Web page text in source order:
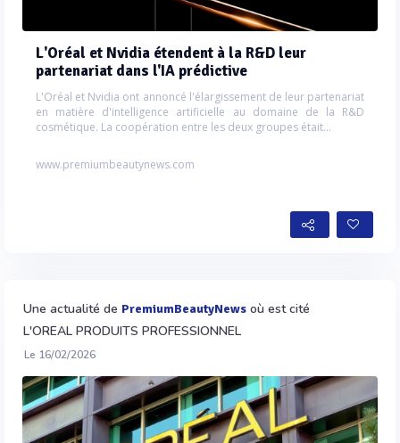
L'Oréal et Nvidia étendent à la R&D leur
partenariat dans l'IA prédictive
L'Oréal et Nvidia ont annoncé l'élargissement de leur partenariat
en matière d'intelligence artificielle au domaine de la R&D
cosmétique. La coopération entre les deux groupes était...
www.premiumbeautynews.com
Une actualité de PremiumBeautyNews où est cité
L'OREAL PRODUITS PROFESSIONNEL
Le 16/02/2026